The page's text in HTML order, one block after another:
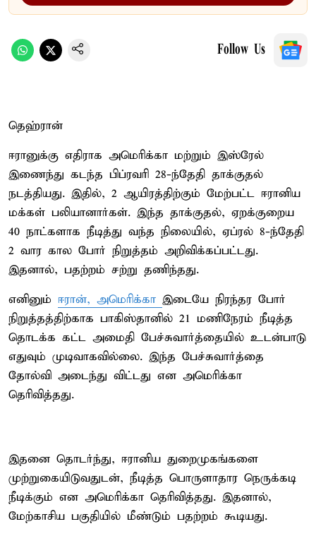
Follow Us
தெஹ்ரான்
ஈரானுக்கு எதிராக அமெரிக்கா மற்றும் இஸ்ரேல்
இணைந்து கடந்த பிப்ரவரி 28-ந்தேதி தாக்குதல்
நடத்தியது. இதில், 2 ஆயிரத்திற்கும் மேற்பட்ட ஈரானிய
மக்கள் பலியானார்கள். இந்த தாக்குதல், ஏறக்குறைய
40 நாட்களாக நீடித்து வந்த நிலையில், ஏப்ரல் 8-ந்தேதி
2 வார கால போர் நிறுத்தம் அறிவிக்கப்பட்டது.
இதனால், பதற்றம் சற்று தணிந்தது.
எனினும் ஈரான், அமெரிக்கா இடையே நிரந்தர போர்
நிறுத்தத்திற்காக பாகிஸ்தானில் 21 மணிநேரம் நீடித்த
தொடக்க கட்ட அமைதி பேச்சுவார்த்தையில் உடன்பாடு
எதுவும் முடிவாகவில்லை. இந்த பேச்சுவார்த்தை
தோல்வி அடைந்து விட்டது என அமெரிக்கா
தெரிவித்தது.
இதனை தொடர்ந்து, ஈரானிய துறைமுகங்களை
முற்றுகையிடுவதுடன், நீடித்த பொருளாதார நெருக்கடி
நீடிக்கும் என அமெரிக்கா தெரிவித்தது. இதனால்,
மேற்காசிய பகுதியில் மீண்டும் பதற்றம் கூடியது.